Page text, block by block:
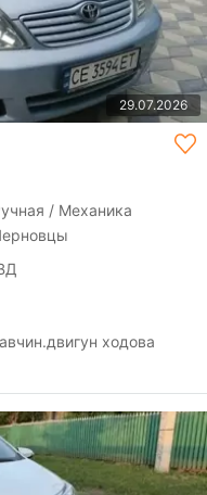
29.07.2026
/ Механика
ходова